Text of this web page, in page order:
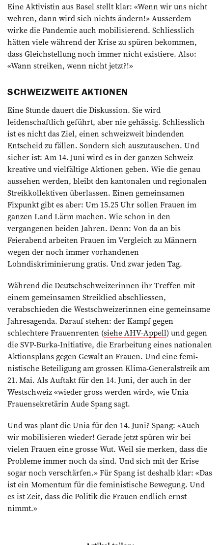
Eine Aktivistin aus Basel stellt klar: «Wenn wir uns nicht
wehren, dann wird sich nichts ändern!» Ausserdem
wirke die Pandemie auch mobilisierend. Schliesslich
hätten viele während der Krise zu spüren bekommen,
dass Gleichstellung noch immer nicht existiere. Also:
«Wann streiken, wenn nicht jetzt?!»
SCHWEIZWEITE AKTIONEN
Eine Stunde dauert die Diskussion. Sie wird
leidenschaftlich geführt, aber nie gehässig. Schliesslich
ist es nicht das Ziel, einen schweizweit bindenden
Entscheid zu fällen. Sondern sich auszutauschen. Und
sicher ist: Am 14. Juni wird es in der ganzen Schweiz
kreative und vielfältige Aktionen geben. Wie die genau
aussehen werden, bleibt den kantonalen und regionalen
Streikkollektiven überlassen. Einen gemeinsamen
Fixpunkt gibt es aber: Um 15.25 Uhr sollen Frauen im
ganzen Land Lärm machen. Wie schon in den
vergangenen beiden Jahren. Denn: Von da an bis
Feierabend arbeiten Frauen im Vergleich zu Männern
wegen der noch immer vorhandenen
Lohndiskriminierung gratis. Und zwar jeden Tag.
Während die Deutschschweizerinnen ihr Treffen mit
einem gemeinsamen Streiklied abschliessen,
verabschieden die Westschweizerinnen eine gemeinsame
Jahres­agenda. Dar­auf stehen: der Kampf gegen
schlechtere Frauenrenten (siehe AHV-Appell) und gegen
die SVP-Burka-Initiative, die Erarbeitung eines nationalen
Aktionsplans gegen Gewalt an Frauen. Und eine femi­
nistische Beteiligung am grossen Klima-Generalstreik am
21. Mai. Als Auftakt für den 14. Juni, der auch in der
Westschweiz «wieder gross werden wird», wie Unia-
Frauensekretärin Aude Spang sagt.
Und was plant die Unia für den 14. Juni? Spang: «Auch
wir mobilisieren wieder! Gerade jetzt spüren wir bei
vielen Frauen eine grosse Wut. Weil sie merken, dass die
Probleme immer noch da sind. Und sich mit der Krise
sogar noch verschärfen.» Für Spang ist deshalb klar: «Das
ist ein Momentum für die feministische Bewegung. Und
es ist Zeit, dass die Politik die Frauen endlich ernst
nimmt.»